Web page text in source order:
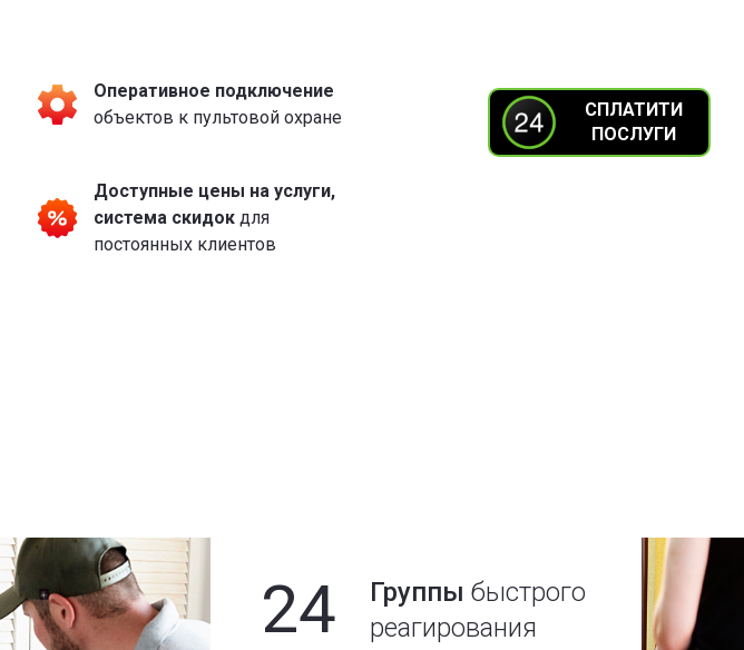
Оперативное подключение
объектов к пультовой охране
Доступные цены на услуги,
система скидок для
постоянных клиентов
24 Группы быстрого
реагирования
СПЛАТИТИ
ПОСЛУГИ